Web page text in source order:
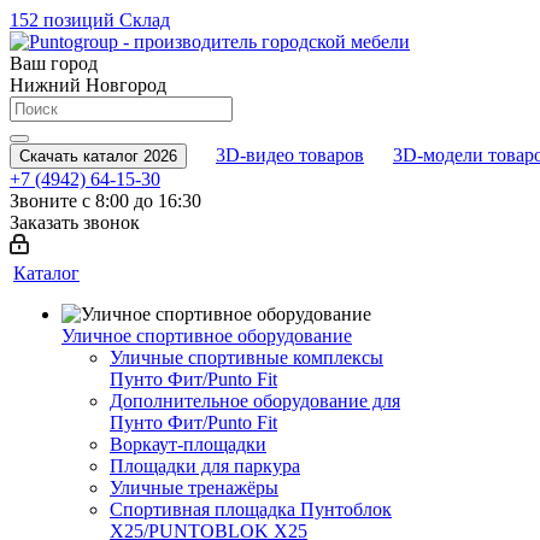
152 позиций Склад
Ваш город
Нижний Новгород
Скачать каталог 2026 3D-видео товаров
3D-модели
+7 (4942) 64-15-30
Звоните с 8:00 до 16:30
Заказать звонок
Каталог
Уличное спортивное оборудование
Уличные спортивные комплексы
Пунто Фит/Punto Fit
Дополнительное оборудование для
Пунто Фит/Punto Fit
Воркаут-площадки
Площадки для паркура
Уличные тренажёры
Спортивная площадка Пунтоблок
Х25/PUNTOBLOK X25